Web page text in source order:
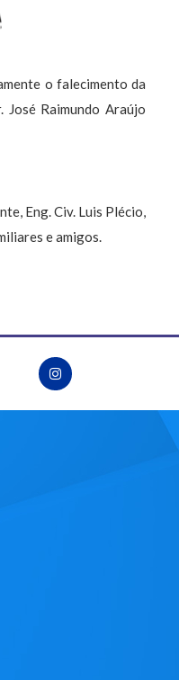
o falecimento da
Raimundo Araújo
Eng. Civ. Luis Plécio,
e amigos.